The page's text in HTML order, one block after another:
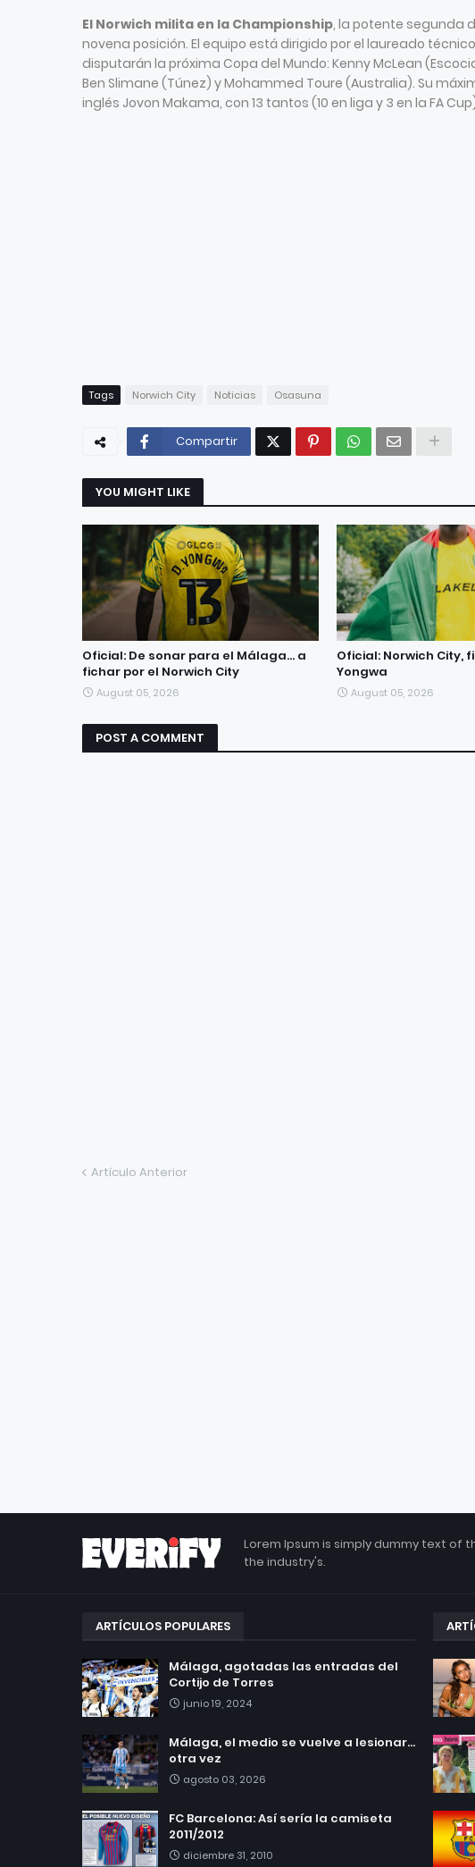
El Norwich milita en la Championship, la potente segunda
novena posición. El equipo está dirigido por el laureado
disputarán la próxima Copa del Mundo: Kenny McLean
Ben Slimane (Túnez) y Mohammed Toure (Australia). Su
inglés Jovon Makama, con 13 tantos (10 en liga y 3 en la FA
Tags Norwich City Noticias Osasuna
Compartir
YOU MIGHT LIKE
Oficial: De sonar para el Málaga... a
fichar por el Norwich City
August 05, 2026
Oficial: Norwich City,
Yongwa
August 05, 2026
POST A COMMENT
Artículo Anterior
Lorem Ipsum is simply dummy text of
the industry's.
ARTÍCULOS POPULARES
Málaga, agotadas las entradas del
Cortijo de Torres
junio 19, 2024
Málaga, el medio se vuelve a lesionar...
otra vez
agosto 03, 2026
FC Barcelona: Así sería la camiseta
2011/2012
diciembre 31, 2010